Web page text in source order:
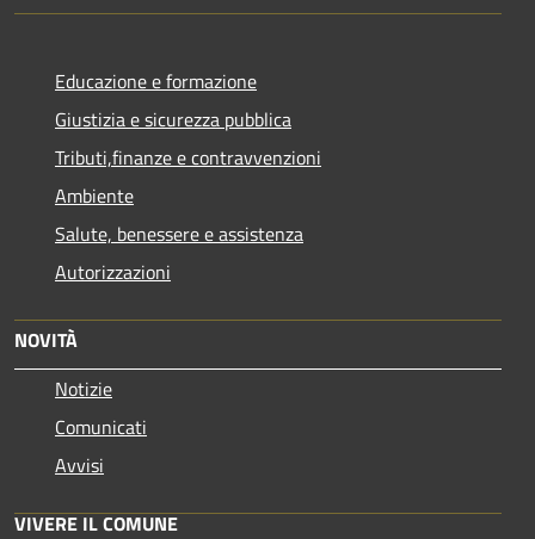
Educazione e formazione
Giustizia e sicurezza pubblica
Tributi,finanze e contravvenzioni
Ambiente
Salute, benessere e assistenza
Autorizzazioni
NOVITÀ
Notizie
Comunicati
Avvisi
VIVERE IL COMUNE